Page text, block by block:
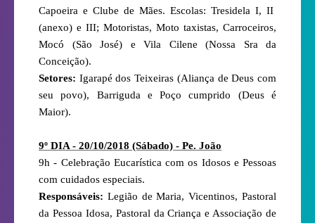
Capoeira e Clube de Mães. Escolas: Tresidela I, II
(anexo) e III; Motoristas, Moto taxistas, Carroceiros,
Mocó (São José) e Vila Cilene (Nossa Sra da
Conceição).
Setores: Igarapé dos Teixeiras (Aliança de Deus com
seu povo), Barriguda e Poço cumprido (Deus é
Maior).
9º DIA - 20/10/2018 (Sábado) - Pe. João
9h - Celebração Eucarística com os Idosos e Pessoas
com cuidados especiais.
Responsáveis: Legião de Maria, Vicentinos, Pastoral
da Pessoa Idosa, Pastoral da Criança e Associação de